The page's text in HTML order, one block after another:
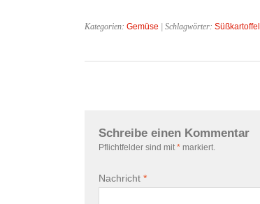
Kategorien: Gemüse | Schlagwörter: Süßkartoffel
Schreibe einen Kommentar
Pflichtfelder sind mit * markiert.
Nachricht *